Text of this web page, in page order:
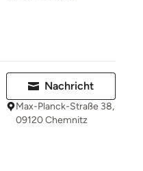
Nachricht
Max-Planck-Straße 38,
09120 Chemnitz